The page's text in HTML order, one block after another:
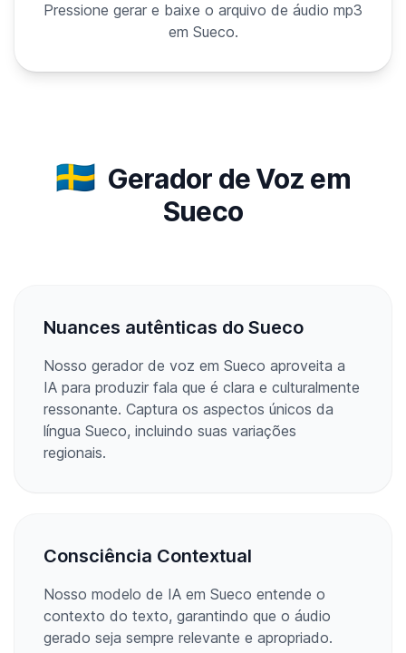
Pressione gerar e baixe o arquivo de áudio mp3
em Sueco.
🇸🇪 Gerador de Voz em
Sueco
Nuances autênticas do Sueco
Nosso gerador de voz em Sueco aproveita a
IA para produzir fala que é clara e culturalmente
ressonante. Captura os aspectos únicos da
língua Sueco, incluindo suas variações
regionais.
Consciência Contextual
Nosso modelo de IA em Sueco entende o
contexto do texto, garantindo que o áudio
gerado seja sempre relevante e apropriado.